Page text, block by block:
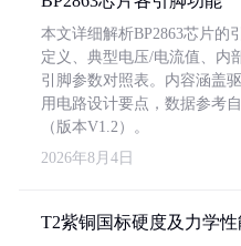
本文详细解析BP2863芯片的
定义、典型电压/电流值、内
引脚参数对照表。内容涵盖
用电路设计要点，数据参考
（版本V1.2）。
2026年8月4日
T2紫铜国标硬度及力学